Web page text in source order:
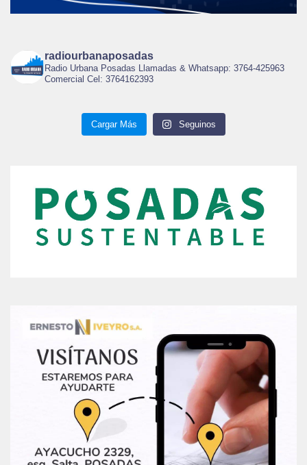
radiourbanaposadas
Radio Urbana Posadas Llamadas & Whatsapp: 3764-425963
Comercial Cel: 3764162393
Cargar Más Seguinos